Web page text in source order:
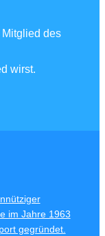
des
wirst.
im Jahre 1963
gegründet.